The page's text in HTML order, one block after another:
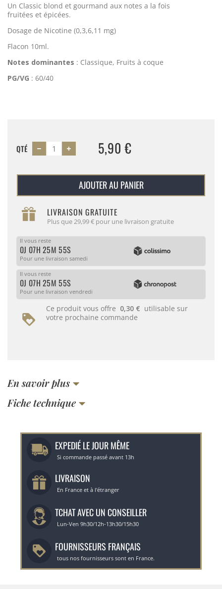
Un Classic blond et gourmand aux notes a la fois
fruitées et épicées.
Dosage de Nicotine (0,3,6,11 mg)
Flacon 10ml.
Notes dominantes : Classique, Fruits à coque
PG/VG : 60/40
QTÉ 5,90 €
AJOUTER AU PANIER
LIVRAISON GRATUITE
Plus que 29,99 € pour une livraison gratuite
Il vous reste
0J 07H 25M 55S
Pour une livraison samedi
Il vous reste
0J 07H 25M 55S
Pour une livraison vendredi
Ce produit vous offre 0,30 € utilisable sur
votre prochaine commande
En savoir plus
Fiche technique
EXPEDIÉ LE JOUR MÊME
Si commande passé avant 13h
LIVRAISON
En France et à l'étranger
TCHAT AVEC UN CONSEILLER
Lun-Ven 9h30/12h-13h30/15h30
FOURNISSEURS FRANÇAIS
tous nos fournisseurs sont en France.